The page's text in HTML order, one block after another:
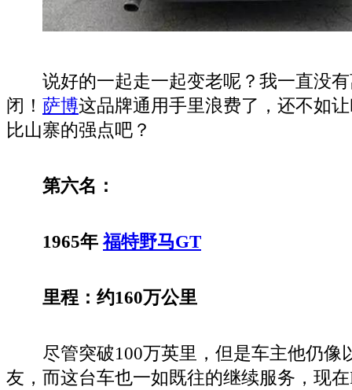
说好的一起走一起变老呢？我一直没有
闭！ 萨博这品牌通用手里浪费了，还不如
比山寨的强点吧？
第六名：
1965年福特野马GT
里程：约160万公里
尽管突破100万英里，但是车主他仍像
友，而这台车也一如既往的继续服务，现